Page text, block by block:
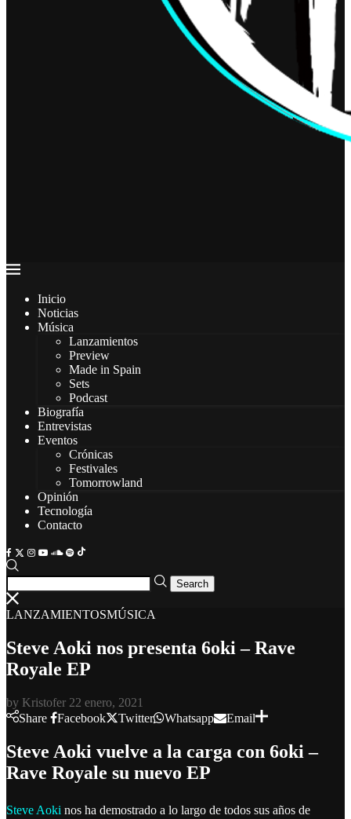
Inicio
Noticias
Música
Lanzamientos
Preview
Made in Spain
Sets
Podcast
Biografía
Entrevistas
Eventos
Crónicas
Festivales
Tomorrowland
Opinión
Tecnología
Contacto
Search
LANZAMIENTOSMÚSICA
Steve Aoki nos presenta 6oki – Rave
Royale EP
by Kristofer 22 enero, 2021
Share
Facebook Twitter Whatsapp Email
Steve Aoki vuelve a la carga con 6oki –
Rave Royale su nuevo EP
Steve Aoki nos ha demostrado a lo largo de todos sus años de